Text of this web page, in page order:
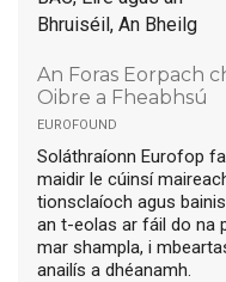
Bhruiséil, An Bheilg
An Foras Eorpach
Oibre a Fheabhsú
eurofound
Soláthraíonn Eurofop
maidir le cúinsí
tionsclaíoch agus
an t-eolas ar fáil do na
mar shampla, i
anailís a dhéanamh.